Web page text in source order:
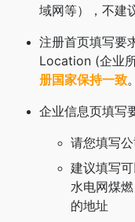
域网等），不建
注册首页填写要
Location (企业
册国家保持一致。
企业信息页填写
请您填写
建议填写
水电网煤燃
的地址